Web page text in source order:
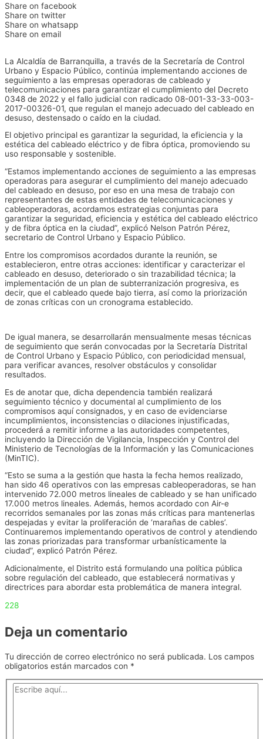
Share on facebook
Share on twitter
Share on whatsapp
Share on email
La Alcaldía de Barranquilla, a través de la Secretaría de Control
Urbano y Espacio Público, continúa implementando acciones de
seguimiento a las empresas operadoras de cableado y
telecomunicaciones para garantizar el cumplimiento del Decreto
0348 de 2022 y el fallo judicial con radicado 08-001-33-33-003-
2017-00326-01, que regulan el manejo adecuado del cableado en
desuso, destensado o caído en la ciudad.
El objetivo principal es garantizar la seguridad, la eficiencia y la
estética del cableado eléctrico y de fibra óptica, promoviendo su
uso responsable y sostenible.
“Estamos implementando acciones de seguimiento a las empresas
operadoras para asegurar el cumplimiento del manejo adecuado
del cableado en desuso, por eso en una mesa de trabajo con
representantes de estas entidades de telecomunicaciones y
cableoperadoras, acordamos estrategias conjuntas para
garantizar la seguridad, eficiencia y estética del cableado eléctrico
y de fibra óptica en la ciudad”, explicó Nelson Patrón Pérez,
secretario de Control Urbano y Espacio Público.
Entre los compromisos acordados durante la reunión, se
establecieron, entre otras acciones: identificar y caracterizar el
cableado en desuso, deteriorado o sin trazabilidad técnica; la
implementación de un plan de subterranización progresiva, es
decir, que el cableado quede bajo tierra, así como la priorización
de zonas críticas con un cronograma establecido.
De igual manera, se desarrollarán mensualmente mesas técnicas
de seguimiento que serán convocadas por la Secretaría Distrital
de Control Urbano y Espacio Público, con periodicidad mensual,
para verificar avances, resolver obstáculos y consolidar
resultados.
Es de anotar que, dicha dependencia también realizará
seguimiento técnico y documental al cumplimiento de los
compromisos aquí consignados, y en caso de evidenciarse
incumplimientos, inconsistencias o dilaciones injustificadas,
procederá a remitir informe a las autoridades competentes,
incluyendo la Dirección de Vigilancia, Inspección y Control del
Ministerio de Tecnologías de la Información y las Comunicaciones
(MinTIC).
“Esto se suma a la gestión que hasta la fecha hemos realizado,
han sido 46 operativos con las empresas cableoperadoras, se han
intervenido 72.000 metros lineales de cableado y se han unificado
17.000 metros lineales. Además, hemos acordado con Air-e
recorridos semanales por las zonas más críticas para mantenerlas
despejadas y evitar la proliferación de ‘marañas de cables’.
Continuaremos implementando operativos de control y atendiendo
las zonas priorizadas para transformar urbanísticamente la
ciudad”, explicó Patrón Pérez.
Adicionalmente, el Distrito está formulando una política pública
sobre regulación del cableado, que establecerá normativas y
directrices para abordar esta problemática de manera integral.
228
Deja un comentario
Tu dirección de correo electrónico no será publicada. Los campos
obligatorios están marcados con *
Escribe